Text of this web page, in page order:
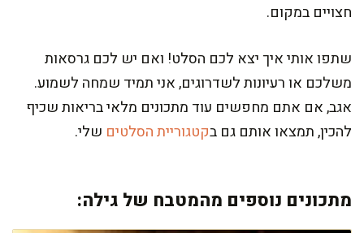
חצויים במקום.
שתפו אותי איך יצא לכם הסלט! ואם יש לכם גרסאות
משלכם או רעיונות לשדרוגים, אני תמיד שמחה לשמוע.
אגב, אם אתם מחפשים עוד מתכונים מלאי בריאות שכיף
להכין, תמצאו אותם גם בקטגוריית הסלטים שלי.
מתכונים נוספים מהמטבח של גילה: